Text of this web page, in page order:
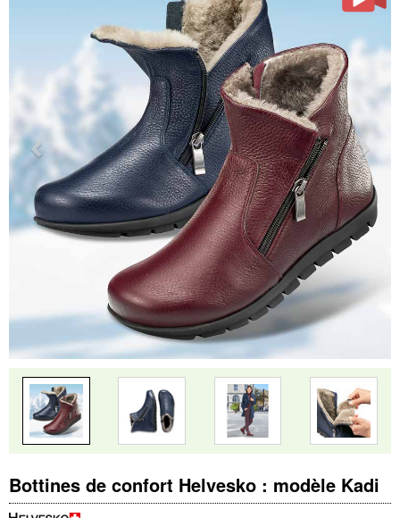
Bottines de confort Helvesko : modèle Kadi